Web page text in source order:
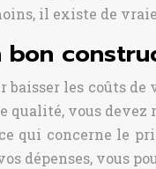
il existe de
bon
baisser les coûts de
qualité, vous devez
qui concerne le
dépenses, vous